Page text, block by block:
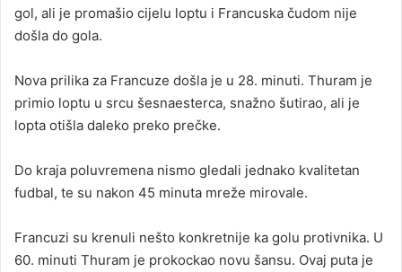
gol, ali je promašio cijelu loptu i Francuska čudom nije
došla do gola.
Nova prilika za Francuze došla je u 28. minuti. Thuram je
primio loptu u srcu šesnaesterca, snažno šutirao, ali je
lopta otišla daleko preko prečke.
Do kraja poluvremena nismo gledali jednako kvalitetan
fudbal, te su nakon 45 minuta mreže mirovale.
Francuzi su krenuli nešto konkretnije ka golu protivnika. U
60. minuti Thuram je prokockao novu šansu. Ovaj puta je